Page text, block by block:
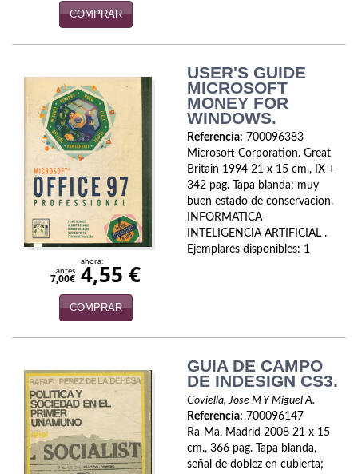
Física y química
Guerra Civil Española
historia
Infantil y juvenil
Infantil y juvenil. Nuevo!!
Infantil y juvenil. Nuevo!!!
Literatura hispanoamericana
Local
Mafia y espionaje
COMPRAR
USER'S GUIDE
MICROSOFT
MONEY FOR
WINDOWS.
Referencia: 700096383
Microsoft Corporation. Great
Britain 1994 21 x 15 cm., IX +
342 pag. Tapa blanda; muy
buen estado de conservacion.
INFORMATICA-
INTELIGENCIA ARTIFICIAL .
Ejemplares disponibles: 1
antes
7,00€
ahora:
4,55 €
COMPRAR
GUIA DE CAMPO
DE INDESIGN CS3.
Coviella, Jose M Y Miguel A.
Referencia: 700096147
Ra-Ma. Madrid 2008 21 x 15
cm., 366 pag. Tapa blanda,
señal de doblez en cubierta;